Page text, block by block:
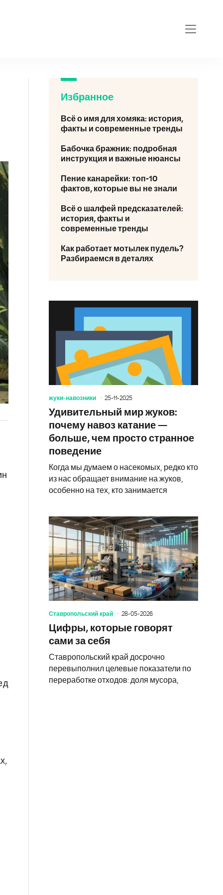
Избранное
Всё о имя для хомяка: история,
факты и современные тренды
Бабочка бражник: подробная
инструкция и важные нюансы
Пение канарейки: топ-10
фактов, которые вы не знали
Всё о шалфей предсказателей:
история, факты и
современные тренды
Как работает мотылек пудель?
Разбираемся в деталях
жуки-навозники 25-11-2025
Удивительный мир жуков:
почему навоз катание —
больше, чем просто странное
поведение
Когда мы думаем о насекомых, редко кто
из нас обращает внимание на жуков,
особенно на тех, кто занимается
Ставропольский край 28-05-2026
Цифры, которые говорят
сами за себя
Ставропольский край досрочно
перевыполнил целевые показатели по
переработке отходов: доля мусора,